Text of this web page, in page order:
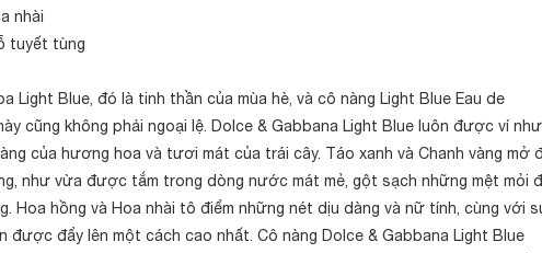
nhài
tuyết tùng
Light Blue, đó là tinh thần của mùa hè, và cô nàng Light Blue Eau de
cũng không phải ngoại lệ. Dolce & Gabbana Light Blue luôn được ví như
của hương hoa và tươi mát của trái cây. Táo xanh và Chanh vàng mở
như vừa được tắm trong dòng nước mát mẻ, gột sạch những mệt mỏi
Hoa hồng và Hoa nhài tô điểm những nét dịu dàng và nữ tính, cùng với
được đẩy lên một cách cao nhất. Cô nàng Dolce & Gabbana Light Blue